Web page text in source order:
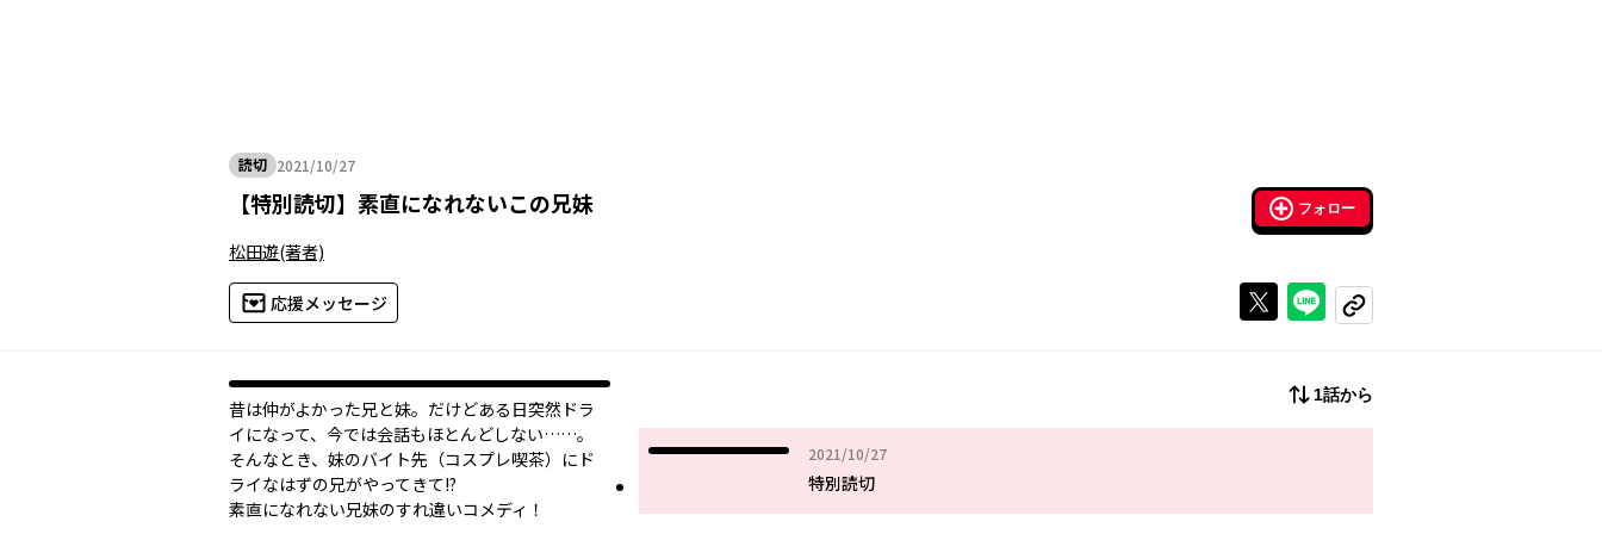
読切 2021/10/27
2021年10月27日
【特別読切】 素直になれないこの兄妹 フォロー
松田遊(著者)
応援メッセージ Xで投稿するラインでシェアする
コピーする
昔は仲がよかった兄と妹。だけどある日突然ドラ
イになって、今では会話もほとんどしない……。
そんなとき、妹のバイト先（コスプレ喫茶）にド
ライなはずの兄がやってきて!?
素直になれない兄妹のすれ違いコメディ！
1話から
2021/10/27
2021年10月27日
特別読切